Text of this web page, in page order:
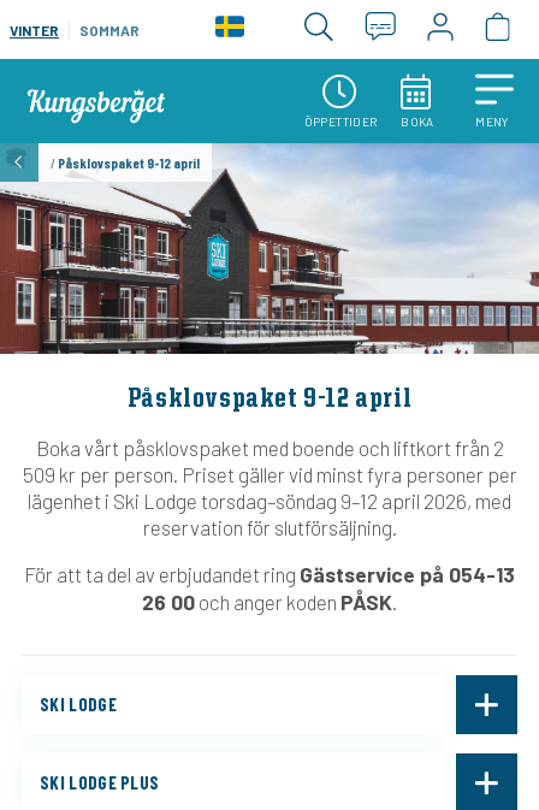
ÖPPETTIDER BOKA MENY
/ Påsklovspaket 9-12 april
VINTER SOMMAR
Påsklovspaket 9-12 april
Boka vårt påsklovspaket med boende och liftkort från 2
509 kr per person. Priset gäller vid minst fyra personer per
lägenhet i Ski Lodge torsdag–söndag 9–12 april 2026, med
reservation för slutförsäljning.
För att ta del av erbjudandet ring Gästservice på 054-13
26 00 och anger koden PÅSK
SKI LODGE
SKI LODGE PLUS